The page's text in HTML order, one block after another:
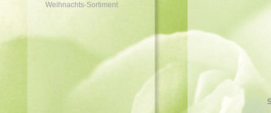
Weihnachts-Sortiment